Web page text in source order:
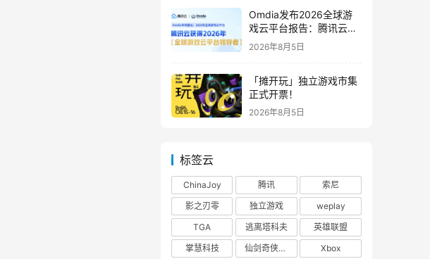
Omdia发布2026全球游
戏云平台报告：腾讯云连
续两年入选“领导者”象限
2026年8月5日
「摊开玩」独立游戏市集
正式开票！
2026年8月5日
标签云
ChinaJoy 腾讯
索尼
影之刃零
独立游戏
weplay
TGA
逃离塔科夫
英雄联盟
掌慧科技
仙剑奇侠传四 Xbox